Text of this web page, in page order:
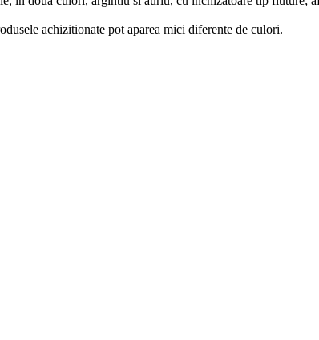
achizitionate pot aparea mici diferente de culori.